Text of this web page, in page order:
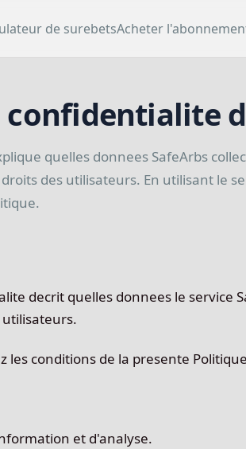
de surebetsAcheter
quelles donnees SafeArbs
des utilisateurs. En utilisant le
decrit quelles donnees le service
les conditions de la presente
et d'analyse.